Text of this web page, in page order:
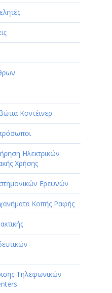
Κοντέινερ
Ηλεκτρικών
Χρήσης
Ερευνών
Κοπής Ραφής
Τηλεφωνικών